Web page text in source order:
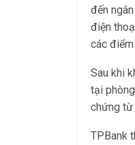
đến
điện
các
Sau khi
tại
chứng từ
TPBank